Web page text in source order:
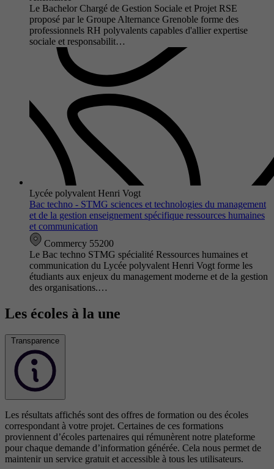
Le Bachelor Chargé de Gestion Sociale et Projet RSE
proposé par le Groupe Alternance Grenoble forme des
professionnels RH polyvalents capables d'allier expertise
sociale et responsabilit…
Lycée polyvalent Henri Vogt
Bac techno - STMG sciences et technologies du management
et de la gestion enseignement spécifique ressources humaines
et communication
Commercy 55200
Le Bac techno STMG spécialité Ressources humaines et
communication du Lycée polyvalent Henri Vogt forme les
étudiants aux enjeux du management moderne et de la gestion
des organisations.…
Les écoles à la une
Transparence
Les résultats affichés sont des offres de formation ou des écoles
correspondant à votre projet. Certaines de ces formations
proviennent d’écoles partenaires qui rémunèrent notre plateforme
pour chaque demande d’information générée. Cela nous permet de
maintenir un service gratuit et accessible à tous les utilisateurs.